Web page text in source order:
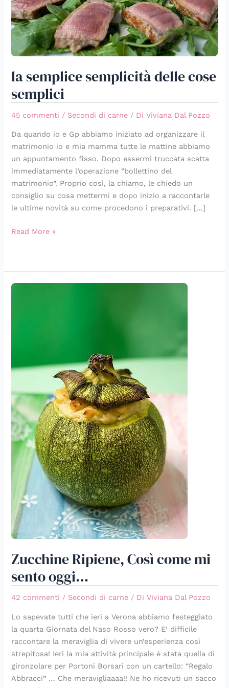
la semplice semplicità delle cose
semplici
45 commenti / Secondi di carne / DiViviana Dal Pozzo
Da quando io e Gp abbiamo iniziato ad organizzare il
matrimonio io e mia mamma tutte le mattine abbiamo
un appuntamento fisso. Dopo essermi truccata scatta
immediatamente l’operazione “bollettino del
matrimonio”. Proprio così, la chiamo, le chiedo un
consiglio su cosa mettermi e dopo inizio a raccontarle
le ultime novità su come procedono i preparativi. […]
Read More »
Zucchine Ripiene, Così come mi
sento oggi…
42 commenti / Secondi di carne / DiViviana Dal Pozzo
Lo sapevate tutti che ieri a Verona abbiamo festeggiato
la quarta Giornata del Naso Rosso vero? E’ difficile
raccontare la meraviglia di vivere un’esperienza così
strepitosa! Ieri la mia attività principale è stata quella di
gironzolare per Portoni Borsari con un cartello: “Regalo
Abbracci” … Che meravigliaaaa!! Ne ho ricevuti un sacco
Zucchine